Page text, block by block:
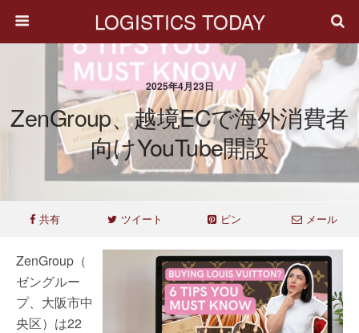
LOGISTICS TODAY
2025年4月23日
ZenGroup、越境ECで海外消費者
向けYouTube開設
共有 ツイート ピン メール
ZenGroup（
ゼングルー
プ、大阪市中
央区）は22